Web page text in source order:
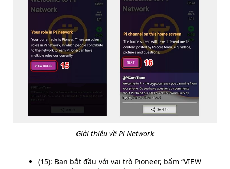
Giới thiệu về Pi Network
(15): Bạn bắt đầu với vai trò Pioneer, bấm “VIEW